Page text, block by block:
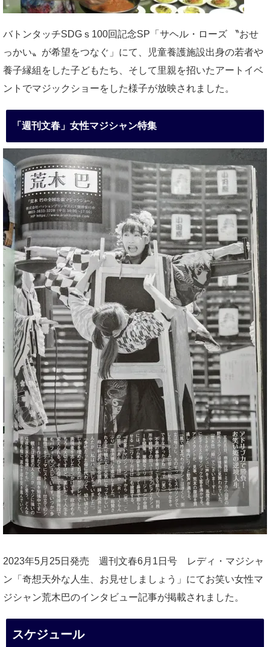
バトンタッチSDGｓ100回記念SP「サヘル・ローズ 〝おせ
っかい〟が希望をつなぐ」にて、児童養護施設出身の若者や
養子縁組をした子どもたち、そして里親を招いたアートイベ
ントでマジックショーをした様子が放映されました。
「週刊文春」女性マジシャン特集
2023年5月25日発売 週刊文春6月1日号 レディ・マジシャ
ン「奇想天外な人生、お見せしましょう」にてお笑い女性マ
ジシャン荒木巴のインタビュー記事が掲載されました。
スケジュール